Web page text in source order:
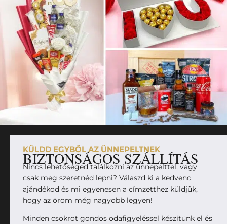
KÜLDD EGYBŐL AZ ÜNNEPELTNEK
BIZTONSÁGOS SZÁLLÍTÁS
Nincs lehetőséged találkozni az ünnepelttel, vagy
csak meg szeretnéd lepni? Válaszd ki a kedvenc
ajándékod és mi egyenesen a címzetthez küldjük,
hogy az öröm még nagyobb legyen!
Minden csokrot gondos odafigyeléssel készítünk el és